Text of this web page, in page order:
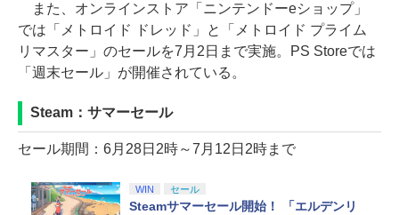
また、オンラインストア「ニンテンドーeショップ」
では「メトロイド ドレッド」と「メトロイド プライム
リマスター」のセールを7月2日まで実施。PS Storeでは
「週末セール」が開催されている。
Steam：サマーセール
セール期間：6月28日2時～7月12日2時まで
WIN セール
Steamサマーセール開始！ 「エルデンリ